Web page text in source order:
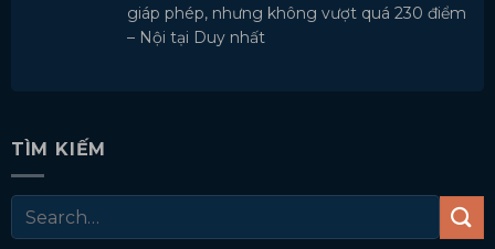
giáp phép, nhưng không vượt quá 230 điểm
– Nội tại Duy nhất
TÌM KIẾM